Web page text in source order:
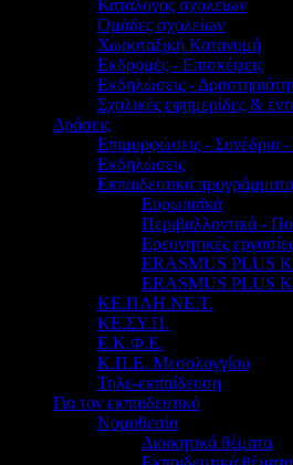
Κατάλογος σχολείων
Ομάδες σχολείων
Χωροταξική Κατανομή
Εκδρομές - Επισκέψεις
Εκδηλώσεις -
Σχολικές εφημερίδες &
Δράσεις
Επιμορφώσεις - Συνέδρια
Εκδηλώσεις
Εκπαιδευτικά προγράμματα
Ευρωπαϊκά
Περιβαλλοντικά -
Ερευνητικές
ERASMUS
ERASMUS
ΚΕ.ΠΛΗ.ΝΕ.Τ.
ΚΕ.ΣΥ.Π.
Ε.Κ.Φ.Ε.
Κ.Π.Ε. Μεσολογγίου
Τηλε-εκπαίδευση
Για τον εκπαιδευτικό
Νομοθεσία
Διοικητικά θέματα